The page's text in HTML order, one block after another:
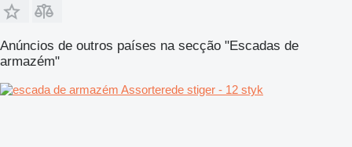
Anúncios de outros países na secção "Escadas de
armazém"